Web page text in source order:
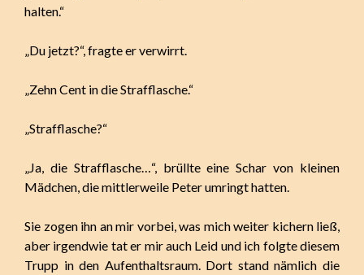
halten.“
„Du jetzt?“, fragte er verwirrt.
„Zehn Cent in die Strafflasche.“
„Strafflasche?“
„Ja, die Strafflasche…“, brüllte eine Schar von kleinen
Mädchen, die mittlerweile Peter umringt hatten.
Sie zogen ihn an mir vorbei, was mich weiter kichern ließ,
aber irgendwie tat er mir auch Leid und ich folgte diesem
Trupp in den Aufenthaltsraum. Dort stand nämlich die